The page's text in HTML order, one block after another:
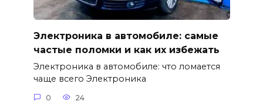
Электроника в автомобиле: самые
частые поломки и как их избежать
Электроника в автомобиле: что ломается
чаще всего Электроника
0 24